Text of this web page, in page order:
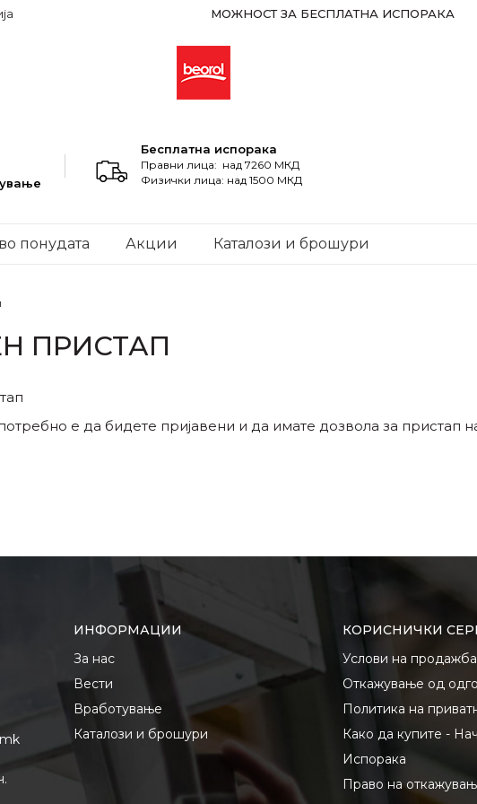
МОЖНОСТ ЗА БЕСПЛАТНА ИСПОРАКА
Бесплатна испорака
Правни лица: над 7260 МКД
Физички лица: над 1500 МКД
понудата Акции Каталози и брошури
ПРИСТАП
е да бидете пријавени и да имате дозвола за пристап
ИНФОРМАЦИИ
За нас
Вести
Вработување
Каталози и брошури
КОРИСНИЧКИ
Услови на продажба
Откажување од
Политика на
Како да купите -
Испорака
Право на